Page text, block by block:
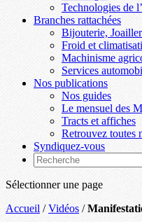
Technologies de
Branches rattachées
Bijouterie,
Froid et
Machinisme
Services
Nos publications
Nos guides
Le mensuel des
Tracts et affiches
Retrouvez toutes
Syndiquez-vous
Sélectionner une page
Accueil /Vidéos /